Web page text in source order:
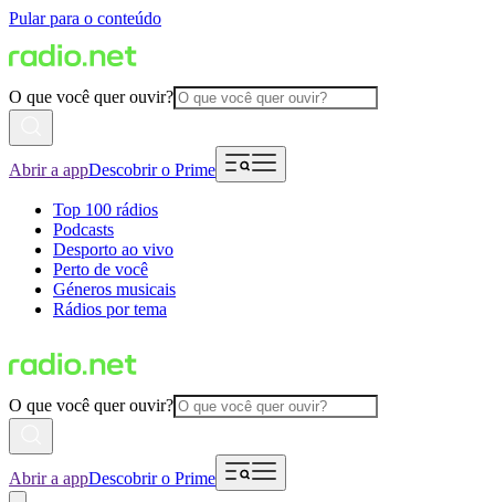
Pular para o conteúdo
O que você quer ouvir?
Abrir a appDescobrir o Prime
Top 100 rádios
Podcasts
Desporto ao vivo
Perto de você
Géneros musicais
Rádios por tema
O que você quer ouvir?
Abrir a appDescobrir o Prime